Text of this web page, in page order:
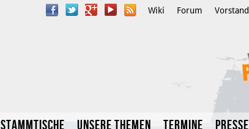
Wiki Forum Vorstand
Stammtische Unsere Themen Termine Presse